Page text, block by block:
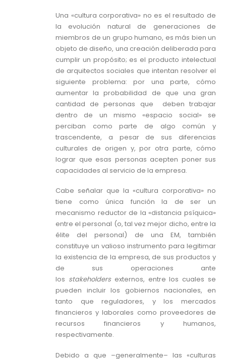
Una «cultura corporativa» no es el resultado de
la evolución natural de generaciones de
miembros de un grupo humano, es más bien un
objeto de diseño, una creación deliberada para
cumplir un propósito; es el producto intelectual
de arquitectos sociales que intentan resolver el
siguiente problema: por una parte, cómo
aumentar la probabilidad de que una gran
cantidad de personas que deben trabajar
dentro de un mismo «espacio social» se
perciban como parte de algo común y
trascendente, a pesar de sus diferencias
culturales de origen y, por otra parte, cómo
lograr que esas personas acepten poner sus
capacidades al servicio de la empresa.
Cabe señalar que la «cultura corporativa» no
tiene como única función la de ser un
mecanismo reductor de la «distancia psíquica»
entre el personal (o, tal vez mejor dicho, entre la
élite del personal) de una EM, también
constituye un valioso instrumento para legitimar
la existencia de la empresa, de sus productos y
de sus operaciones ante
los stakeholders externos, entre los cuales se
pueden incluir los gobiernos nacionales, en
tanto que reguladores, y los mercados
financieros y laborales como proveedores de
recursos financieros y humanos,
respectivamente.
Debido a que –generalmente– las «culturas